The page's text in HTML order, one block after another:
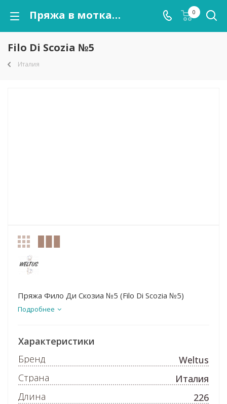
Пряжа в мотках Filo Di Scozia №5 оптом от kutnor.ru 0
Filo Di Scozia №5
Италия
Пряжа Фило Ди Скозиа №5 (Filo Di Scozia №5)
Подробнее
Характеристики
Бренд
Weltus
Страна
Италия
Длина
226